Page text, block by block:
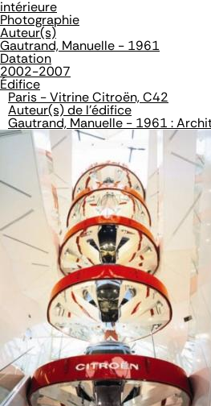
intérieure
Photographie
Auteur(s)
Gautrand, Manuelle - 1961
Datation
2002-2007
Édifice
Paris - Vitrine Citroën, C42
Auteur(s) de l'édifice
Gautrand, Manuelle - 1961 :